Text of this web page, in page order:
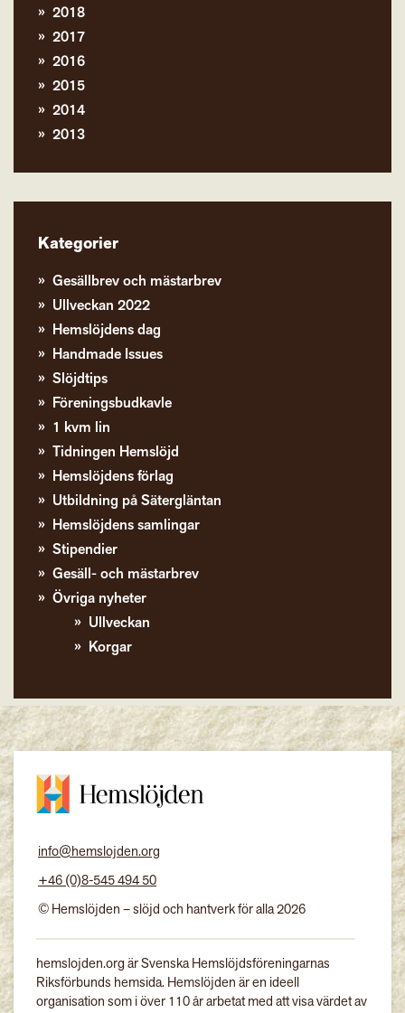
2018
2017
2016
2015
2014
2013
Kategorier
Gesällbrev och mästarbrev
Ullveckan 2022
Hemslöjdens dag
Handmade Issues
Slöjdtips
Föreningsbudkavle
1 kvm lin
Tidningen Hemslöjd
Hemslöjdens förlag
Utbildning på Sätergläntan
Hemslöjdens samlingar
Stipendier
Gesäll- och mästarbrev
Övriga nyheter
Ullveckan
Korgar
info@hemslojden.org
+46 (0)8-545 494 50
© Hemslöjden – slöjd och hantverk för alla 2026
hemslojden.org är Svenska Hemslöjdsföreningarnas
Riksförbunds hemsida. Hemslöjden är en ideell
organisation som i över 110 år arbetat med att visa värdet av